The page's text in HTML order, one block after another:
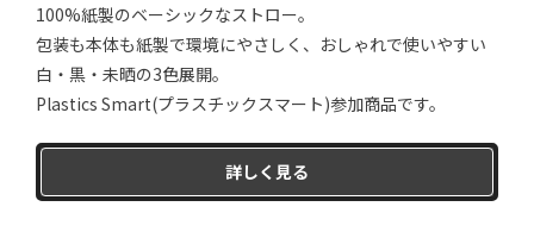
100%紙製のベーシックなストロー。
包装も本体も紙製で環境にやさしく、おしゃれで使いやすい
白・黒・未晒の3色展開。
Plastics Smart(プラスチックスマート)参加商品です。
詳しく見る